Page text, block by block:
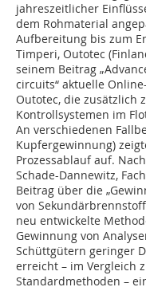
jahreszeitlicher
dem Rohmaterial
Aufbereitung bis zum
Timperi, Outotec
seinem Beitrag
circuits“ aktuelle
Outotec, die zusätzlich
Kontrollsystemen im
An verschiedenen
Kupfergewinnung)
Prozessablauf auf.
Schade-Dannewitz,
Beitrag über die
von
neu entwickelte
Gewinnung von
Schüttgütern geringer
erreicht – im Vergleich
Standardmethoden –